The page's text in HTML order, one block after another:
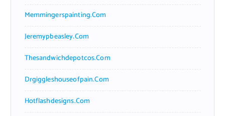
Memmingerspainting.com
Jeremypbeasley.com
Thesandwichdepotcos.com
Drgiggleshouseofpain.com
Hotflashdesigns.com